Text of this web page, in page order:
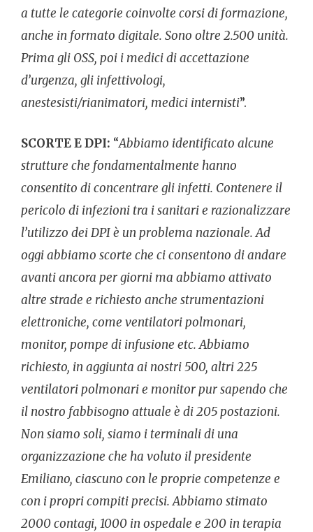
a tutte le categorie coinvolte corsi di formazione,
anche in formato digitale. Sono oltre 2.500 unità.
Prima gli OSS, poi i medici di accettazione
d’urgenza, gli infettivologi,
anestesisti/rianimatori, medici internisti”.
SCORTE E DPI: “Abbiamo identificato alcune
strutture che fondamentalmente hanno
consentito di concentrare gli infetti. Contenere il
pericolo di infezioni tra i sanitari e razionalizzare
l’utilizzo dei DPI è un problema nazionale. Ad
oggi abbiamo scorte che ci consentono di andare
avanti ancora per giorni ma abbiamo attivato
altre strade e richiesto anche strumentazioni
elettroniche, come ventilatori polmonari,
monitor, pompe di infusione etc. Abbiamo
richiesto, in aggiunta ai nostri 500, altri 225
ventilatori polmonari e monitor pur sapendo che
il nostro fabbisogno attuale è di 205 postazioni.
Non siamo soli, siamo i terminali di una
organizzazione che ha voluto il presidente
Emiliano, ciascuno con le proprie competenze e
con i propri compiti precisi. Abbiamo stimato
2000 contagi, 1000 in ospedale e 200 in terapia